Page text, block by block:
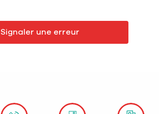
Signaler une erreur